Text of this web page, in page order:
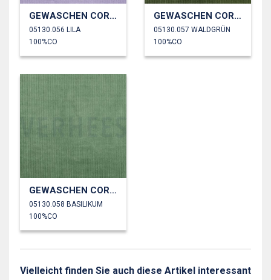
GEWASCHEN CORD 4.5W
05130.056 LILA
100%CO
GEWASCHEN CORD 4.5W
05130.057 WALDGRÜN
100%CO
GEWASCHEN CORD 4.5W
05130.058 BASILIKUM
100%CO
Vielleicht finden Sie auch diese Artikel interessant